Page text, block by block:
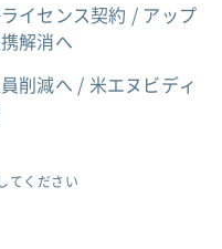
イセンス契約 / アップ
解消へ
削減へ / 米エヌビディ
てください